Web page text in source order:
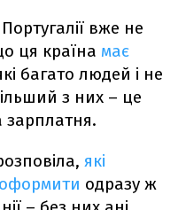
вже не
ця країна має
багато людей і не
з них – це
які
одразу ж